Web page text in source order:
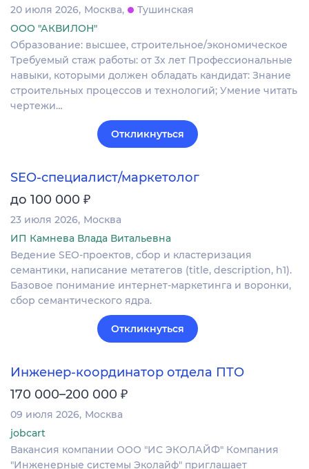
20 июля 2026 Москва
Тушинская
ООО "АКВИЛОН"
Образование: высшее, строительное/экономическое
Требуемый стаж работы: от 3х лет Профессиональные
навыки, которыми должен обладать кандидат: Знание
строительных процессов и технологий; Умение читать
чертежи…
Откликнуться
SEO-специалист/маркетолог
до 100 000 ₽
23 июля 2026 Москва
ИП Камнева Влада Витальевна
Ведение SEO-проектов, сбор и кластеризация
семантики, написание метатегов (title, description, h1).
Базовое понимание интернет-маркетинга и воронки,
сбор семантического ядра.
Откликнуться
Инженер-координатор отдела ПТО
170 000–200 000 ₽
09 июля 2026 Москва
jobcart
Вакансия компании ООО "ИС ЭКОЛАЙФ" Компания
"Инженерные системы Эколайф" приглашает